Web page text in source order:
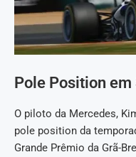
Pole Position
O piloto da Mercedes,
pole position da
Grande Prêmio da Grã-